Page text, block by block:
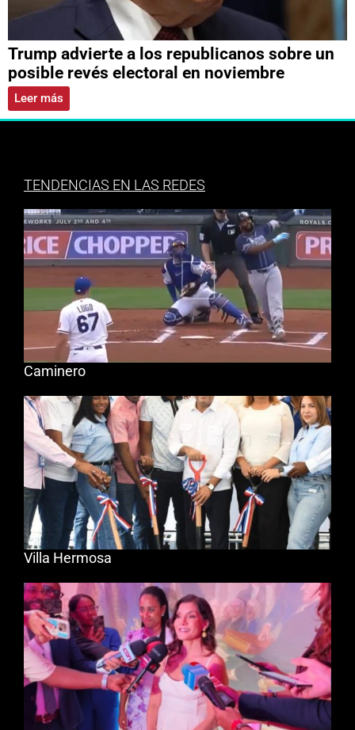
Trump advierte a los republicanos sobre un
posible revés electoral en noviembre
Leer más
TENDENCIAS EN LAS REDES
Caminero
Villa Hermosa